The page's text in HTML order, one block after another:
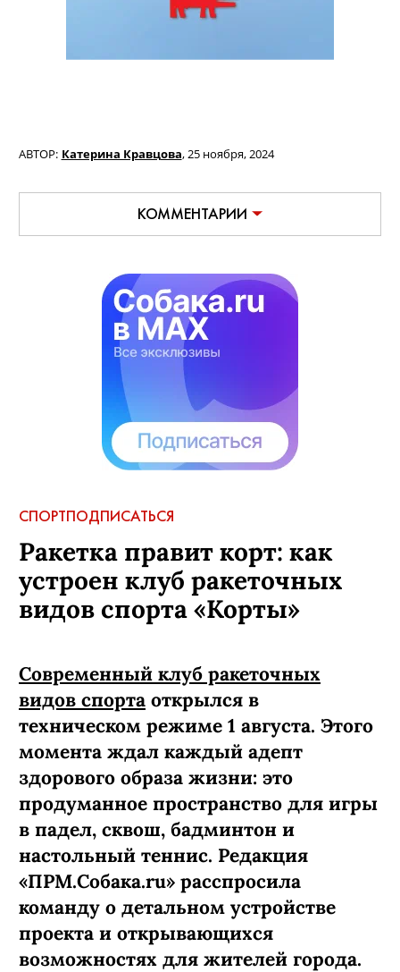
АВТОР: Катерина Кравцова,25 ноября, 2024
КОММЕНТАРИИ
СПОРТПОДПИСАТЬСЯ
Ракетка правит корт: как
устроен клуб ракеточных
видов спорта «Корты»
Современный клуб ракеточных
видов спорта открылся в
техническом режиме 1 августа. Этого
момента ждал каждый адепт
здорового образа жизни: это
продуманное пространство для игры
в падел, сквош, бадминтон и
настольный теннис. Редакция
«ПРМ.Собака.ru» расспросила
команду о детальном устройстве
проекта и открывающихся
возможностях для жителей города.